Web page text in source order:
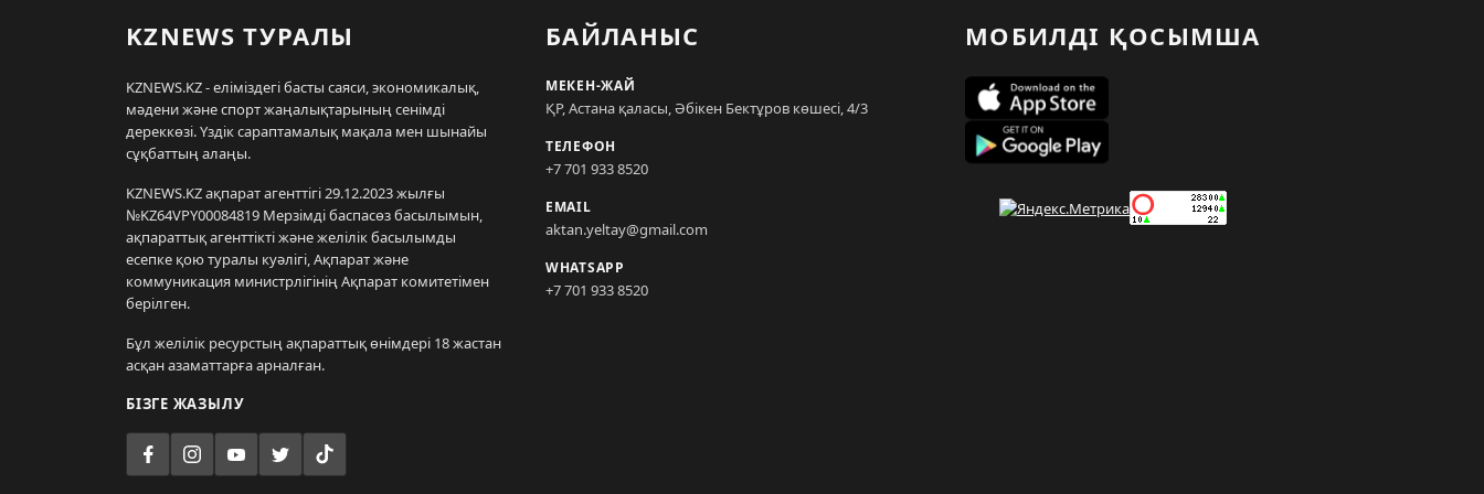
KZNEWS ТУРАЛЫ
KZNEWS.KZ - еліміздегі басты саяси, экономикалық,
мәдени және спорт жаңалықтарының сенімді
дереккөзі. Үздік сараптамалық мақала мен шынайы
сұқбаттың алаңы.
KZNEWS.KZ ақпарат агенттігі 29.12.2023 жылғы
№KZ64VPY00084819 Мерзімді баспасөз басылымын,
ақпараттық агенттікті және желілік басылымды
есепке қою туралы куәлігі, Ақпарат және
коммуникация министрлігінің Ақпарат комитетімен
берілген.
Бұл желілік ресурстың ақпараттық өнімдері 18 жастан
асқан азаматтарға арналған.
БІЗГЕ ЖАЗЫЛУ
БАЙЛАНЫС
МЕКЕН-ЖАЙ
ҚР, Астана қаласы, Әбікен Бектұров көшесі, 4/3
ТЕЛЕФОН
+7 701 933 8520
EMAIL
aktan.yeltay@gmail.com
WHATSAPP
+7 701 933 8520
МОБИЛДІ ҚОСЫМША